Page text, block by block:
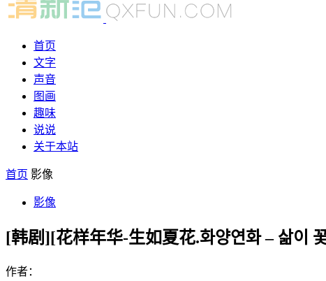
首页
文字
声音
图画
趣味
说说
关于本站
首页 影像
影像
[韩剧][花样年华-生如夏花.화양연화 – 삶이
作者：